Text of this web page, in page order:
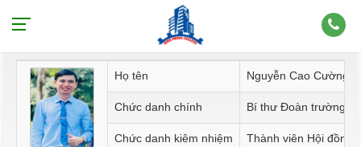
Thông tin nhân sự
Họ tên Nguyễn Cao Cường
Chức danh chính Bí thư Đoàn trường;
Chức danh kiêm nhiệm Thành viên Hội đồng